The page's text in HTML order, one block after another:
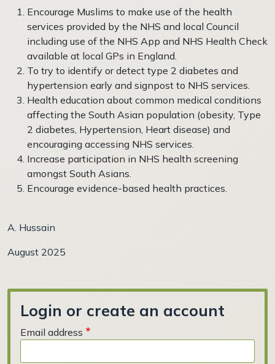
Encourage Muslims to make use of the health
services provided by the NHS and local Council
including use of the NHS App and NHS Health Check
available at local GPs in England.
To try to identify or detect type 2 diabetes and
hypertension early and signpost to NHS services
Health education about common medical conditions
affecting the South Asian population (obesity, Type
2 diabetes, Hypertension, Heart disease) and
encouraging accessing NHS services.
Increase participation in NHS health screening
amongst South Asians.
Encourage evidence-based health practices.
A. Hussain
August 2025
Login or create an account
Email address